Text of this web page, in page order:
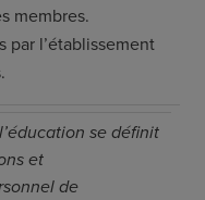
membres.
par l’établissement
se définit
et
de